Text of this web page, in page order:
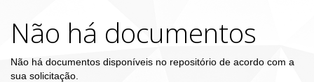
Não há documentos
Não há documentos disponíveis no repositório de acordo com a
sua solicitação.